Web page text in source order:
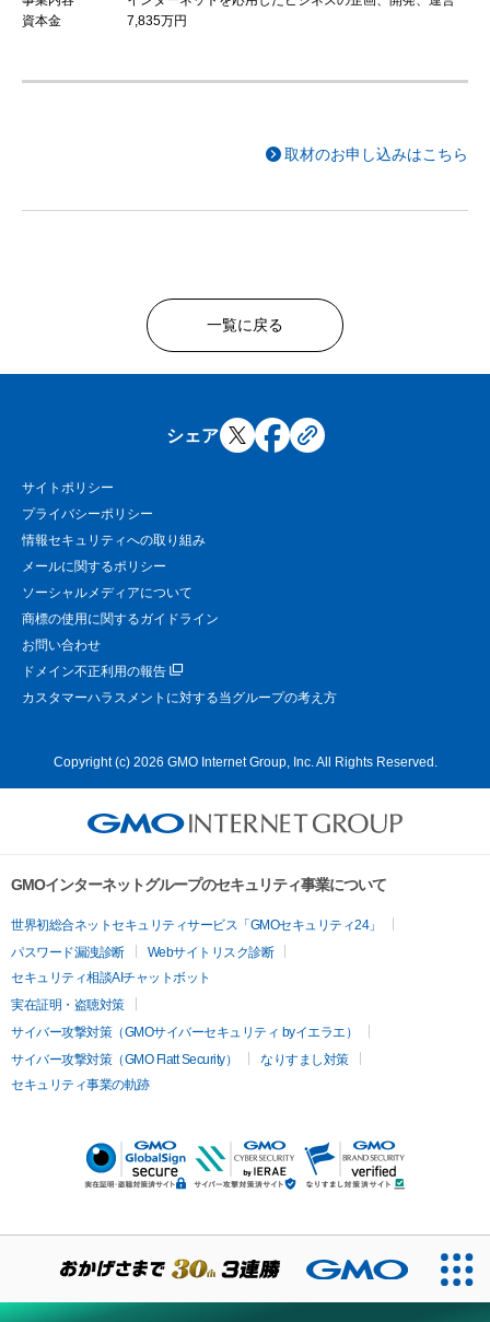
資本金
7,835万円
取材のお申し込みはこちら
一覧に戻る
シェア
サイトポリシー
プライバシーポリシー
情報セキュリティへの取り組み
メールに関するポリシー
ソーシャルメディアについて
商標の使用に関するガイドライン
お問い合わせ
ドメイン不正利用の報告
カスタマーハラスメントに対する当グループの考え方
Copyright (c) 2026 GMO Internet Group, Inc. All Rights Reserved.
GMOインターネットグループのセキュリティ事業について
世界初総合ネットセキュリティサービス「GMOセキュリティ24」
パスワード漏洩診断
Webサイトリスク診断
セキュリティ相談AIチャットボット
実在証明・盗聴対策
サイバー攻撃対策（GMOサイバーセキュリティ byイエラエ）
サイバー攻撃対策（GMO Flatt Security）
なりすまし対策
セキュリティ事業の軌跡